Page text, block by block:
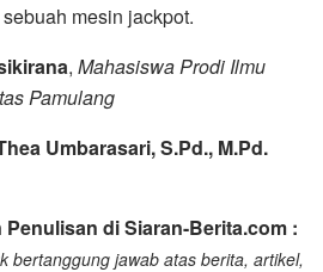
mesin jackpot.
, Mahasiswa Prodi Ilmu
Pamulang
Umbarasari, S.Pd., M.Pd.
di Siaran-Berita.com :
bertanggung jawab atas berita, artikel,